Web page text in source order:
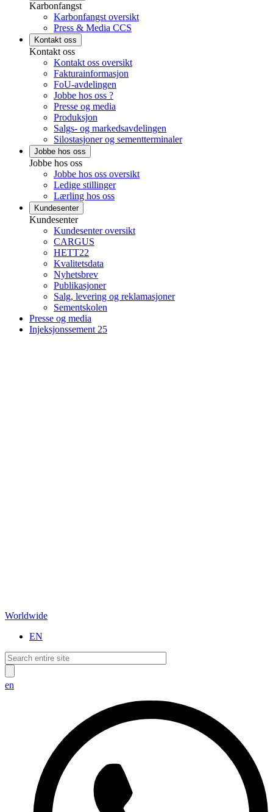
Karbonfangst
Karbonfangst oversikt
Press & Media CCS
Kontakt oss
Kontakt oss
Kontakt oss oversikt
Fakturainformasjon
FoU-avdelingen
Jobbe hos oss ?
Presse og media
Produksjon
Salgs- og markedsavdelingen
Silostasjoner og sementterminaler
Jobbe hos oss
Jobbe hos oss
Jobbe hos oss oversikt
Ledige stillinger
Lærling hos oss
Kundesenter
Kundesenter
Kundesenter oversikt
CARGUS
HETT22
Kvalitetsdata
Nyhetsbrev
Publikasjoner
Salg, levering og reklamasjoner
Sementskolen
Presse og media
Injeksjonssement 25
Worldwide
EN
en